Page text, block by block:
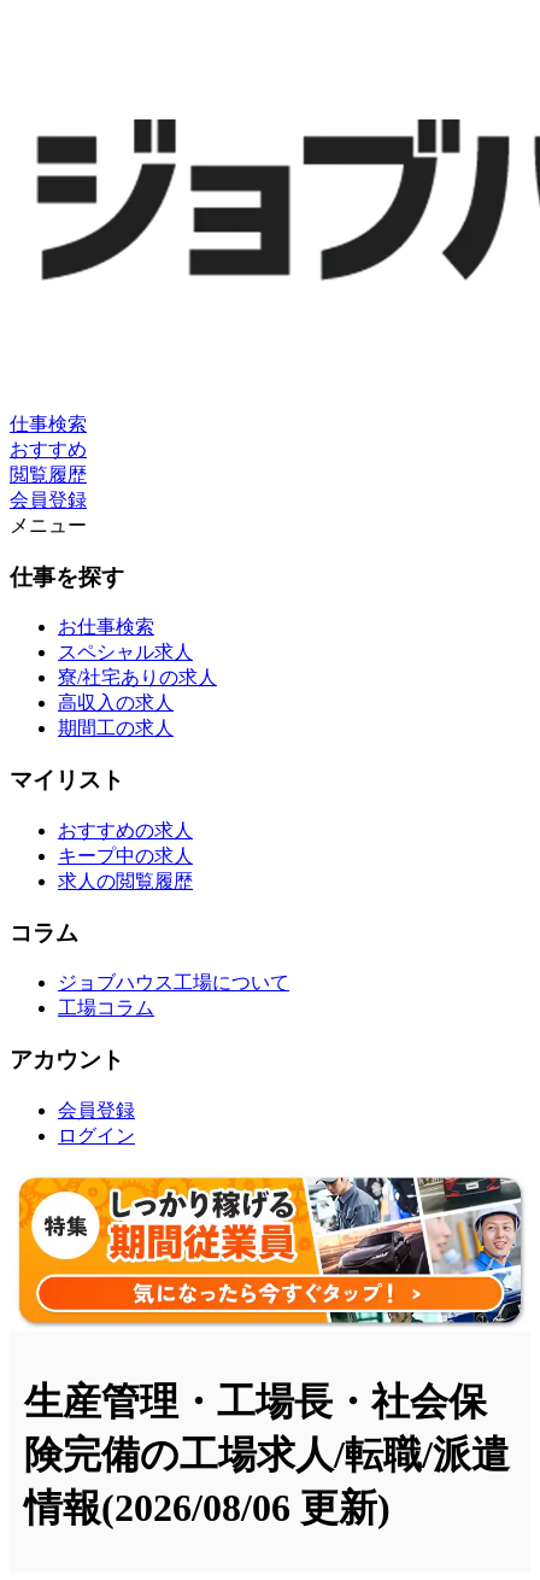
仕事検索
おすすめ
閲覧履歴
会員登録
メニュー
仕事を探す
お仕事検索
スペシャル求人
寮/社宅ありの求人
高収入の求人
期間工の求人
マイリスト
おすすめの求人
キープ中の求人
求人の閲覧履歴
コラム
ジョブハウス工場について
工場コラム
アカウント
会員登録
ログイン
生産管理・工場長・社会保
険完備の工場求人/転職/派遣
情報(2026/08/06 更新)